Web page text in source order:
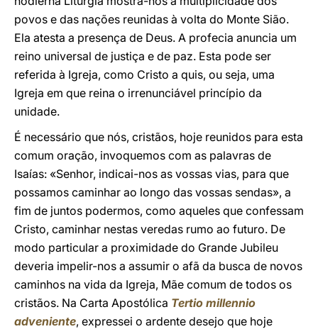
povos e das nações reunidas à volta do Monte Sião.
Ela atesta a presença de Deus. A profecia anuncia um
reino universal de justiça e de paz. Esta pode ser
referida à Igreja, como Cristo a quis, ou seja, uma
Igreja em que reina o irrenunciável princípio da
unidade.
É necessário que nós, cristãos, hoje reunidos para esta
comum oração, invoquemos com as palavras de
Isaías: «Senhor, indicai-nos as vossas vias, para que
possamos caminhar ao longo das vossas sendas», a
fim de juntos podermos, como aqueles que confessam
Cristo, caminhar nestas veredas rumo ao futuro. De
modo particular a proximidade do Grande Jubileu
deveria impelir-nos a assumir o afã da busca de novos
caminhos na vida da Igreja, Mãe comum de todos os
cristãos. Na Carta Apostólica Tertio millennio
adveniente, expressei o ardente desejo que hoje